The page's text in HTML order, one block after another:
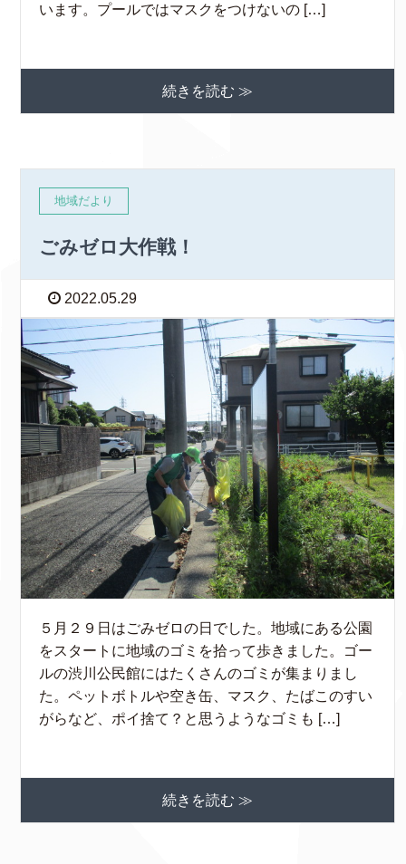
います。プールではマスクをつけないの […]
続きを読む ≫
地域だより
ごみゼロ大作戦！
2022.05.29
５月２９日はごみゼロの日でした。地域にある公園
をスタートに地域のゴミを拾って歩きました。ゴー
ルの渋川公民館にはたくさんのゴミが集まりまし
た。ペットボトルや空き缶、マスク、たばこのすい
がらなど、ポイ捨て？と思うようなゴミも […]
続きを読む ≫